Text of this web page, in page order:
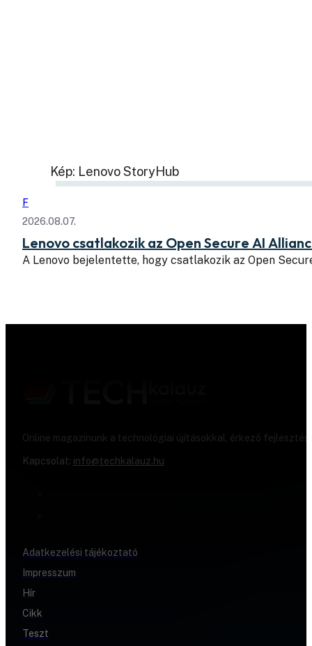
Kép: Lenovo StoryHub
F
2026.08.07.
Lenovo csatlakozik az Open Secure AI
A Lenovo bejelentette, hogy csatlakozik az Open
Online magazinunk a technológiai újításokkal, érkező
Kapcsolat: info@techkalauz.hu
Adatkezelési tájékoztató
Impresszum
Hír
Cikk
Teszt